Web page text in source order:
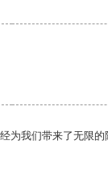
为我们带来了无限